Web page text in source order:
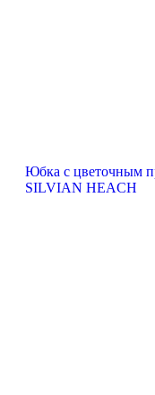
Юбка с цветочным
SILVIAN HEACH